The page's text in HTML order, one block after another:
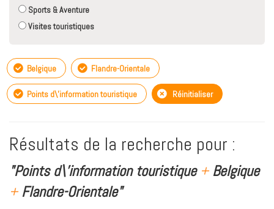
Sports & Aventure
Visites touristiques
Belgique Flandre-Orientale
Points d\'information touristique Réinitialiser
Résultats de la recherche pour :
"Points d\'information touristique +Belgique
+Flandre-Orientale"